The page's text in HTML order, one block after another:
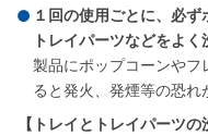
１回の使用ごとに、必ず
トレイパーツなどをよく
製品にポップコーンやフ
ると発火、発煙等の恐れ
【トレイとトレイパーツの